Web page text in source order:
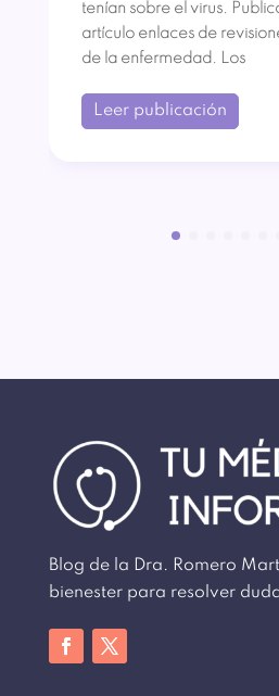
tenían sobre el virus.
artículo enlaces de
de la enfermedad. Los
Leer publicación
Blog de la Dra. Romero
bienester para resolver